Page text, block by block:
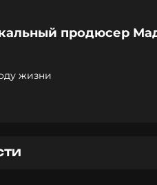
продюсер
жизни